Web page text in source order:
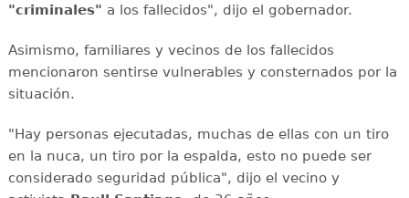
"criminales" a los fallecidos", dijo el gobernador.
Asimismo, familiares y vecinos de los fallecidos
mencionaron sentirse vulnerables y consternados por la
situación.
"Hay personas ejecutadas, muchas de ellas con un tiro
en la nuca, un tiro por la espalda, esto no puede ser
considerado seguridad pública", dijo el vecino y